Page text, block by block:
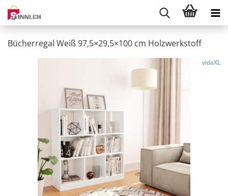
Bücherregal Weiß 97,5×29,5×100 cm Holzwerkstoff
vidaXL